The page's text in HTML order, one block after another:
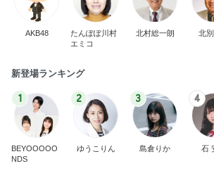
AKB48
たんぽぽ川村
エミコ
北村総一朗 北
新登場ランキング
1
BEYOOOOO
NDS
2
ゆうこりん
3
島倉りか
4
石